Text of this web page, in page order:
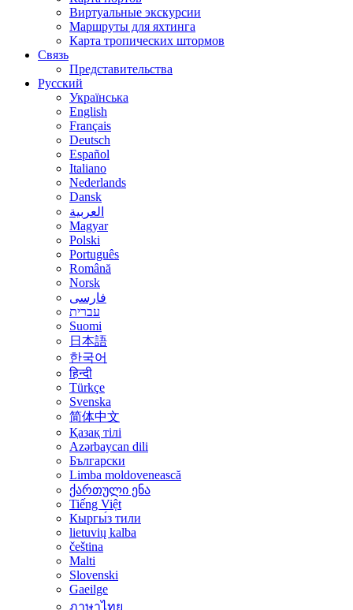
Виртуальные экскурсии
Маршруты для яхтинга
Карта тропических штормов
Связь
Представительства
Русский
Українська
English
Français
Deutsch
Español
Italiano
Nederlands
Dansk
العربية
Magyar
Polski
Português
Română
Norsk
فارسی
עברית
Suomi
日本語
한국어
हिन्दी
Türkçe
Svenska
简体中文
Қазақ тілі
Azərbaycan dili
Български
Limba moldovenească
ქართული ენა
Tiếng Việt
Кыргы́з тили
lietuvių kalba
čeština
Malti
Slovenski
Gaeilge
ภาษาไทย